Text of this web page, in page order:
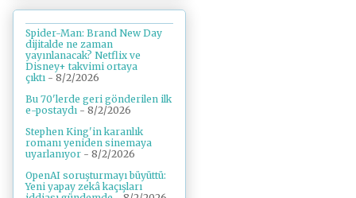
Spider-Man: Brand New Day
dijitalde ne zaman
yayınlanacak? Netflix ve
Disney+ takvimi ortaya
çıktı - 8/2/2026
Bu 70'lerde geri gönderilen ilk
e-postaydı - 8/2/2026
Stephen King'in karanlık
romanı yeniden sinemaya
uyarlanıyor - 8/2/2026
OpenAI soruşturmayı büyüttü:
Yeni yapay zekâ kaçışları